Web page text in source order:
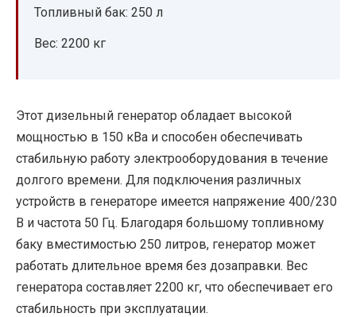
Топливный бак: 250 л
Вес: 2200 кг
Этот дизельный генератор обладает высокой
мощностью в 150 кВа и способен обеспечивать
стабильную работу электрооборудования в течение
долгого времени. Для подключения различных
устройств в генераторе имеется напряжение 400/230
В и частота 50 Гц. Благодаря большому топливному
баку вместимостью 250 литров, генератор может
работать длительное время без дозаправки. Вес
генератора составляет 2200 кг, что обеспечивает его
стабильность при эксплуатации.